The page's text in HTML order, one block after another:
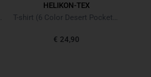
HELIKON-TEX
€ 24,90